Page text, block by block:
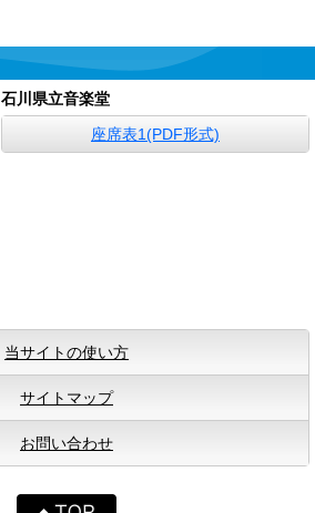
石川県立音楽堂
座席表1(PDF形式)
当サイトの使い方
サイトマップ
お問い合わせ